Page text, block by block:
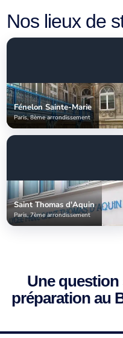
Nos lieux de
Fénelon Sainte-Marie
Paris, 8ème arrondissement
Saint Thomas d'Aquin
Paris, 7ème arrondissement
Une
préparation au